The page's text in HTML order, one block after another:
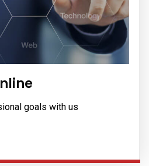
goals with us